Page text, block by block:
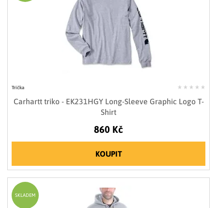
Trička
Carhartt triko - EK231HGY Long-Sleeve Graphic Logo T-
Shirt
860 Kč
KOUPIT
SKLADEM